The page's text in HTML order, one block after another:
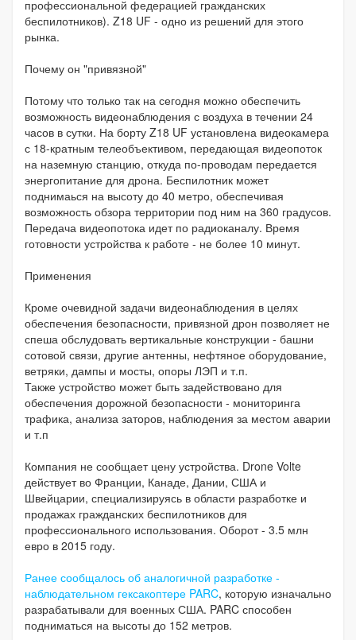
профессиональной федерацией гражданских
беспилотников). Z18 UF - одно из решений для этого
рынка.
Почему он "привязной"
Потому что только так на сегодня можно обеспечить
возможность видеонаблюдения с воздуха в течении 24
часов в сутки. На борту Z18 UF установлена видеокамера
с 18-кратным телеобъективом, передающая видеопоток
на наземную станцию, откуда по-проводам передается
энергопитание для дрона. Беспилотник может
поднимаься на высоту до 40 метро, обеспечивая
возможность обзора территории под ним на 360 градусов.
Передача видеопотока идет по радиоканалу. Время
готовности устройства к работе - не более 10 минут.
Применения
Кроме очевидной задачи видеонаблюдения в целях
обеспечения безопасности, привязной дрон позволяет не
спеша обслудовать вертикальные конструкции - башни
сотовой связи, другие антенны, нефтяное оборудование,
ветряки, дампы и мосты, опоры ЛЭП и т.п.
Также устройство может быть задействовано для
обеспечения дорожной безопасности - мониторинга
трафика, анализа заторов, наблюдения за местом аварии
и т.п
Компания не сообщает цену устройства. Drone Volte
действует во Франции, Канаде, Дании, США и
Швейцарии, специализируясь в области разработке и
продажах гражданских беспилотников для
профессионального использования. Оборот - 3.5 млн
евро в 2015 году.
Ранее сообщалось об аналогичной разработке -
наблюдательном гексакоптере PARC, которую изначально
разрабатывали для военных США. PARC способен
подниматься на высоты до 152 метров.